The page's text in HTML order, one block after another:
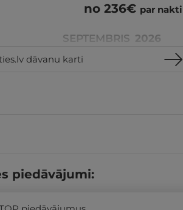
no 236€ par nakti
SEPTEMBRIS 2026
dāvanu karti
piedāvājumi: